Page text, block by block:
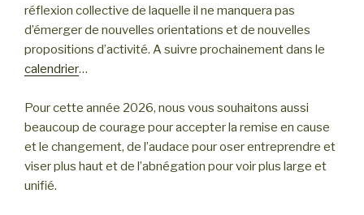
réflexion collective de laquelle il ne manquera pas
d’émerger de nouvelles orientations et de nouvelles
propositions d’activité. A suivre prochainement dans le
calendrier…
Pour cette année 2026, nous vous souhaitons aussi
beaucoup de courage pour accepter la remise en cause
et le changement, de l’audace pour oser entreprendre et
viser plus haut et de l’abnégation pour voir plus large et
unifié.